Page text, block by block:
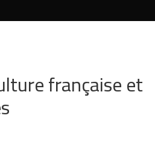
française et